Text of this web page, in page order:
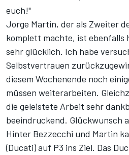
euch!"
Jorge Martin, der als Zweiter
komplett machte, ist ebenfalls
sehr glücklich. Ich habe
Selbstvertrauen
diesem Wochenende noch
müssen weiterarbeiten.
die geleistete Arbeit sehr
beeindruckend. Glückwunsch
Hinter Bezzecchi und Martin
(Ducati) auf P3 ins Ziel. Das